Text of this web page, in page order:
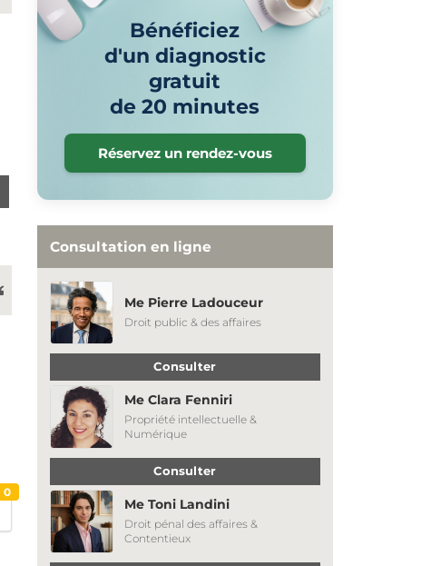
0
Bénéficiez
d'un diagnostic
gratuit
de 20 minutes
Réservez un rendez-vous
Consultation en ligne
Me Pierre Ladouceur
Droit public & des affaires
Consulter
Me Clara Fenniri
Propriété intellectuelle &
Numérique
Consulter
Me Toni Landini
Droit pénal des affaires &
Contentieux